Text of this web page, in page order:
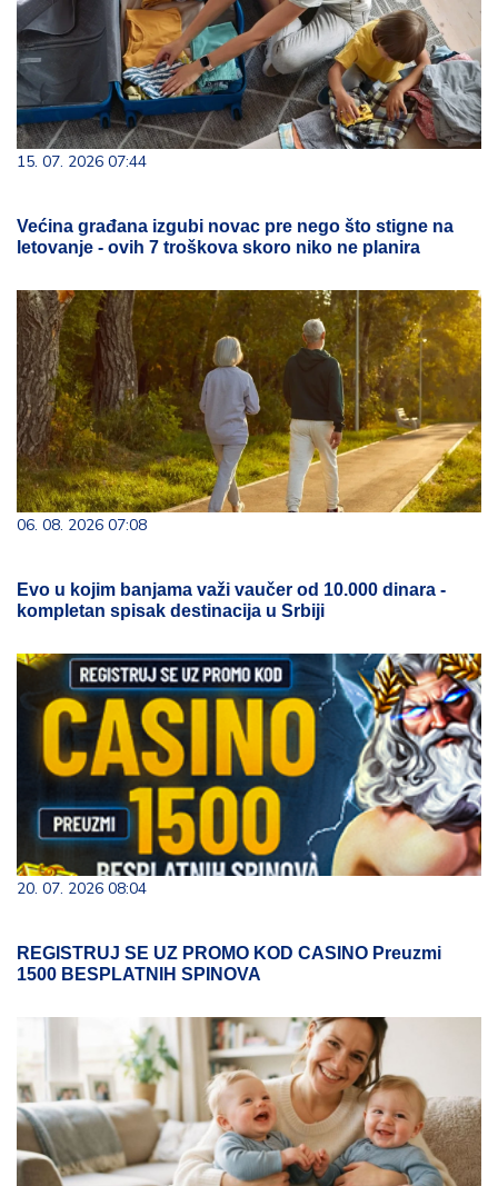
15. 07. 2026 07:44
Većina građana izgubi novac pre nego što stigne na
letovanje - ovih 7 troškova skoro niko ne planira
06. 08. 2026 07:08
Evo u kojim banjama važi vaučer od 10.000 dinara -
kompletan spisak destinacija u Srbiji
20. 07. 2026 08:04
REGISTRUJ SE UZ PROMO KOD CASINO Preuzmi
1500 BESPLATNIH SPINOVA